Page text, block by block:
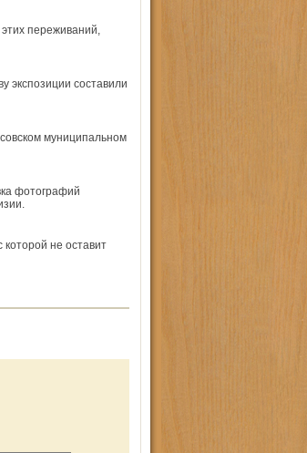
переживаний,
экспозиции составили
муниципальном
фотографий
которой не оставит